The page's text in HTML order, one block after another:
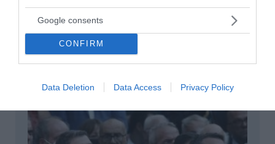
Google consents
CONFIRM
Data Deletion Data Access Privacy Policy
Πώς η Ελλάδα ενισχύει τη γεωπολιτική της θέση,
προσελκύει επενδύσεις, αναβαθμίζει την
αποτρεπτική της ισχύ και αξιοποιεί την οικονομική
διπλωματία για να διαμορφώσει νέες...
05 Αυγούστου 2026